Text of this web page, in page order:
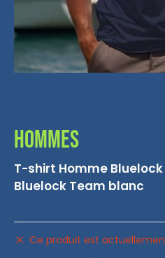
Hommes
T-shirt Homme
Bluelock Team blanc
Ce produit est